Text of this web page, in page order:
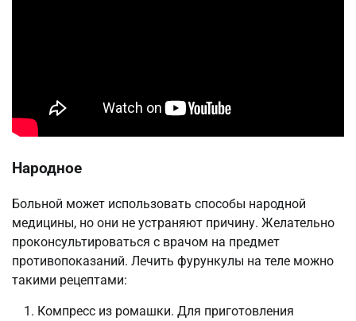
Народное
Больной может использовать способы народной
медицины, но они не устраняют причину. Желательно
проконсультироваться с врачом на предмет
противопоказаний. Лечить фурункулы на теле можно
такими рецептами:
Компресс из ромашки. Для приготовления